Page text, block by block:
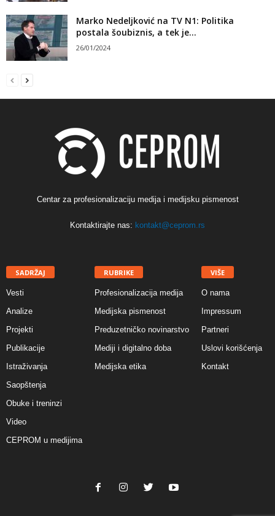
Marko Nedeljković na TV N1: Politika
postala šoubiznis, a tek je...
26/01/2024
Centar za profesionalizaciju medija i medijsku pismenost
Kontaktirajte nas: kontakt@ceprom.rs
SADRŽAJ
Vesti
Analize
Projekti
Publikacije
Istraživanja
Saopštenja
Obuke i treninzi
Video
CEPROM u medijima
RUBRIKE
Profesionalizacija medija
Medijska pismenost
Preduzetničko novinarstvo
Mediji i digitalno doba
Medijska etika
VIŠE
O nama
Impressum
Partneri
Uslovi korišćenja
Kontakt